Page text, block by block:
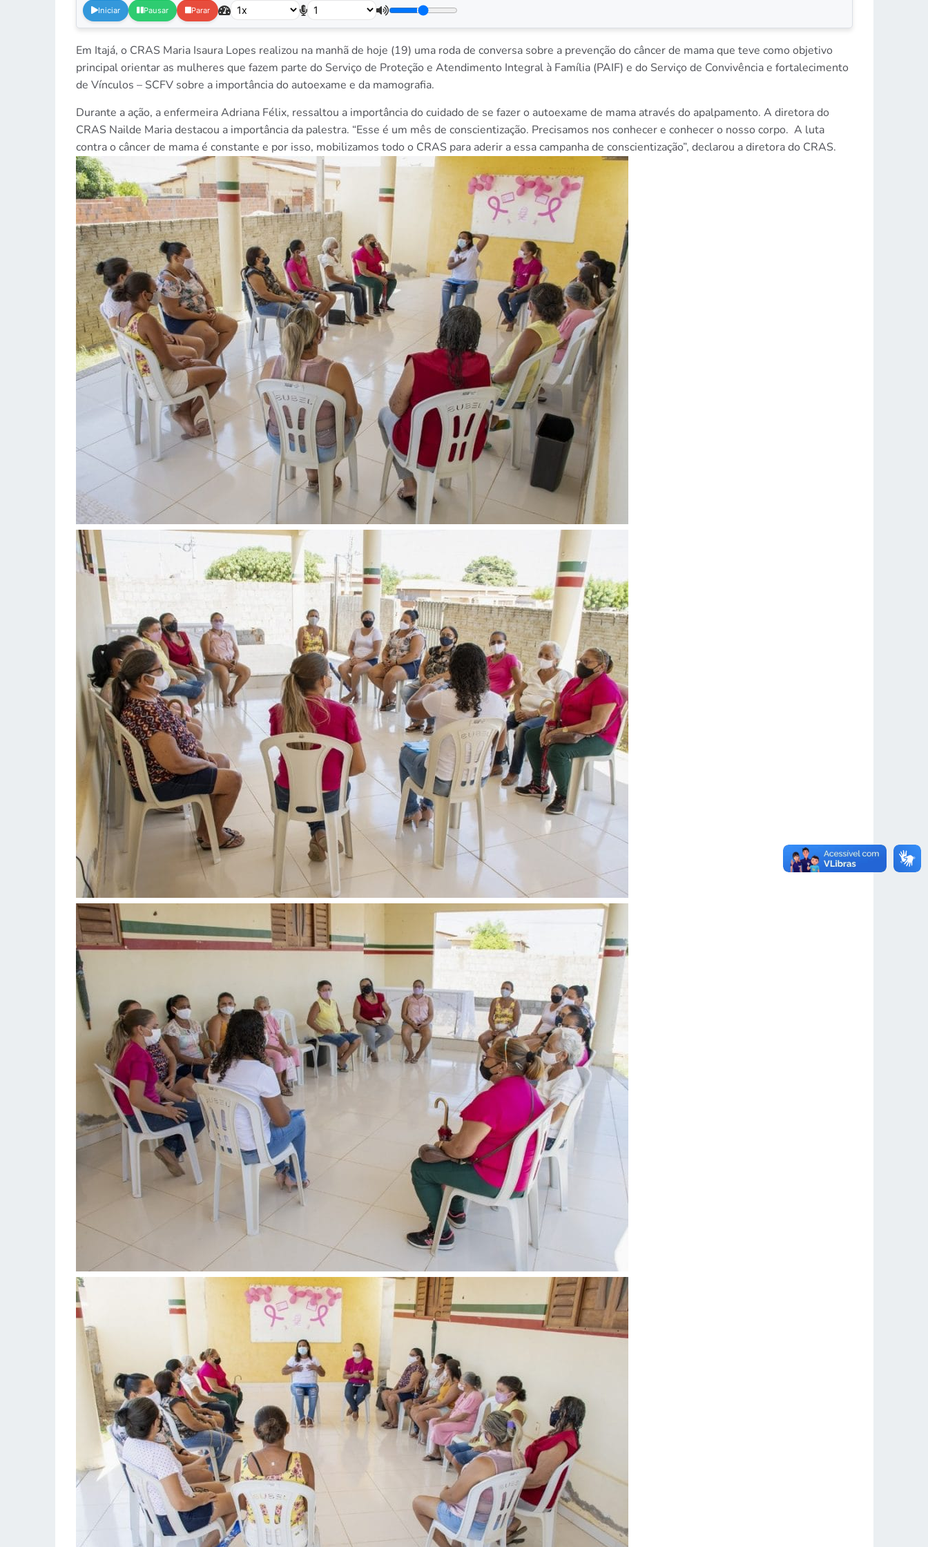
Iniciar Pausar Parar
Em Itajá, o CRAS Maria Isaura Lopes realizou na manhã de hoje (19) uma roda de conversa sobre a prevenção do câncer de mama que teve como objetivo
principal orientar as mulheres que fazem parte do Serviço de Proteção e Atendimento Integral à Família (PAIF) e do Serviço de Convivência e fortalecimento
de Vínculos – SCFV sobre a importância do autoexame e da mamografia.
Durante a ação, a enfermeira Adriana Félix, ressaltou a importância do cuidado de se fazer o autoexame de mama através do apalpamento. A diretora do
CRAS Nailde Maria destacou a importância da palestra. “Esse é um mês de conscientização. Precisamos nos conhecer e conhecer o nosso corpo. A luta
contra o câncer de mama é constante e por isso, mobilizamos todo o CRAS para aderir a essa campanha de conscientização”, declarou a diretora do CRAS.